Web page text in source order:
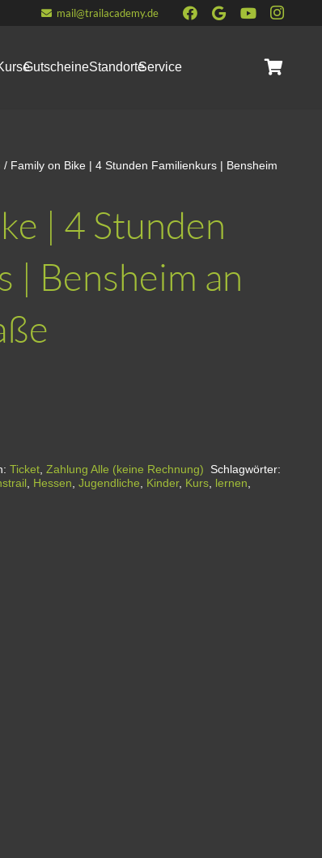
mail@trailacademy.de
GutscheineStandorteService
/ Family on Bike | 4 Stunden Familienkurs | Bensheim
| 4 Stunden
| Bensheim an
Ticket, Zahlung Alle (keine Rechnung)
Schlagwörter:
, Hessen,Jugendliche, Kinder, Kurs, lernen,